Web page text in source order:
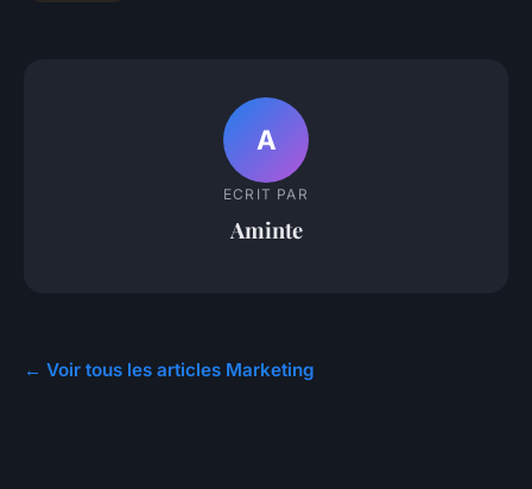
A
ECRIT PAR
Aminte
← Voir tous les articles Marketing